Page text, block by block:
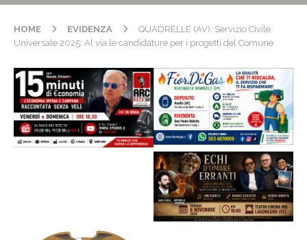
HOME EVIDENZA
QUADRELLE (AV). Servizio Civile
Universale 2025: Al via le candidature per i progetti del Comune